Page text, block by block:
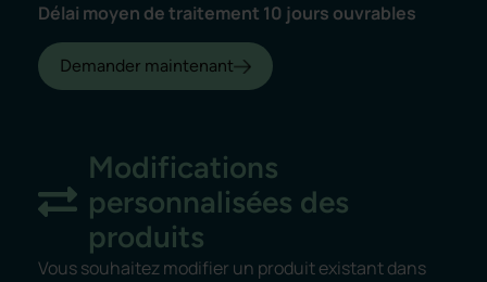
Délai moyen de traitement 10 jours ouvrables
Demander maintenant
Modifications
personnalisées des
produits
Vous souhaitez modifier un produit existant dans